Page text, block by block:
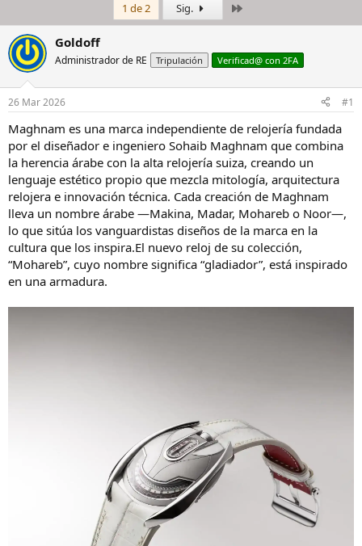
c
i
a
d
o
r
d
e
h
i
l
o
h
a
d
e
i
c
o
1 de 2
Sig.
Goldoff
Administrador de RE Tripulación Verificad@ con 2FA
26 Mar 2026 #1
Maghnam es una marca independiente de relojería fundada
por el diseñador e ingeniero Sohaib Maghnam que combina
la herencia árabe con la alta relojería suiza, creando un
lenguaje estético propio que mezcla mitología, arquitectura
relojera e innovación técnica. Cada creación de Maghnam
lleva un nombre árabe —Makina, Madar, Mohareb o Noor—,
lo que sitúa los vanguardistas diseños de la marca en la
cultura que los inspira.El nuevo reloj de su colección,
“Mohareb”, cuyo nombre significa “gladiador”, está inspirado
en una armadura.